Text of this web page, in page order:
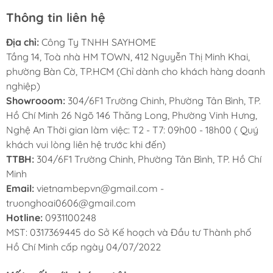
thô. Lõi lọc thô số 2 loại bỏ Clo, Clorine,
chất hữu cơ dư thừa và các khí gây mùi trong
nước
Lõi SMAX PRO V3 - Cấu tạo từ lõi xếp giấy
5 lớp cấu trúc rẻ quạt thông minh, vật liệu
vải y tế kháng khuẩn chuẩn dùng trong y tế.
Lõi lọc thô số 3 loại bỏ các chất như rong
rêu, cặn bẩn, bụi cát, chất rắn ... có kích
thước lớn hơn 1 micron
1.3. Công nghệ lọc Smax RO:
Gồm lõi Smax RO là trái tim của máy lọc nước,
giúp loại bỏ hơn 99% clo, dầu, virus, vi khuẩn,
Thông tin liên hệ
Địa chỉ: Công Ty TNHH SAYHOME
Tầng 14, Toà nhà HM TOWN, 412 Nguyễn Thị Minh Khai,
phường Bàn Cờ, TP.HCM (Chỉ dành cho khách hàng doanh
nghiệp)
Showrooom: 304/6F1 Trường Chinh, Phường Tân Bình, TP.
Hồ Chí Minh 26 Ngõ 146 Thăng Long, Phường Vinh Hưng,
Nghệ An Thời gian làm việc: T2 - T7: 09h00 - 18h00 ( Quý
khách vui lòng liên hệ trước khi đến)
TTBH: 304/6F1 Trường Chinh, Phường Tân Bình, TP. Hồ Chí
Minh
Email: vietnambepvn@gmail.com -
truonghoai0606@gmail.com
Hotline: 0931100248
MST: 0317369445 do Sở Kế hoạch và Đầu tư Thành phố
Hồ Chí Minh cấp ngày 04/07/2022